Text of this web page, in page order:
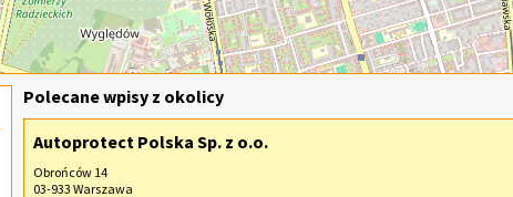
Polecane wpisy z okolicy
Autoprotect Polska Sp. z o.o.
Obrońców 14
03-933 Warszawa